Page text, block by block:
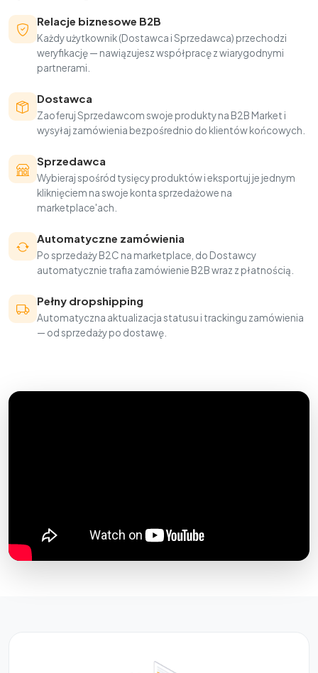
Relacje biznesowe B2B
Każdy użytkownik (Dostawca i Sprzedawca) przechodzi
weryfikację — nawiązujesz współpracę z wiarygodnymi
partnerami.
Dostawca
Zaoferuj Sprzedawcom swoje produkty na B2B Market i
wysyłaj zamówienia bezpośrednio do klientów końcowych.
Sprzedawca
Wybieraj spośród tysięcy produktów i eksportuj je jednym
kliknięciem na swoje konta sprzedażowe na
marketplace'ach.
Automatyczne zamówienia
Po sprzedaży B2C na marketplace, do Dostawcy
automatycznie trafia zamówienie B2B wraz z płatnością.
Pełny dropshipping
Automatyczna aktualizacja statusu i trackingu zamówienia
— od sprzedaży po dostawę.